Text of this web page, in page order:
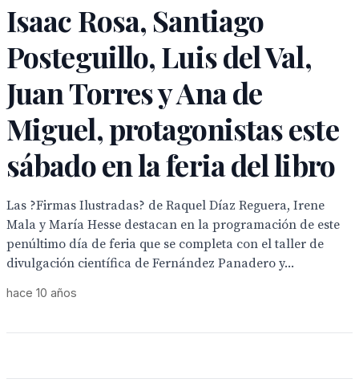
Isaac Rosa, Santiago
Posteguillo, Luis del Val,
Juan Torres y Ana de
Miguel, protagonistas este
sábado en la feria del libro
Las ?Firmas Ilustradas? de Raquel Díaz Reguera, Irene
Mala y María Hesse destacan en la programación de este
penúltimo día de feria que se completa con el taller de
divulgación científica de Fernández Panadero y...
hace 10 años